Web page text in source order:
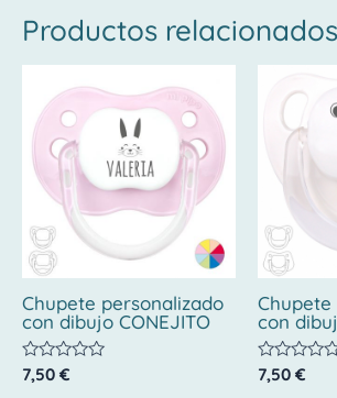
Productos relacionados
Chupete personalizado
con dibujo CONEJITO
Valorado
con
7,50 €
con
Valorado
con
7,50 €